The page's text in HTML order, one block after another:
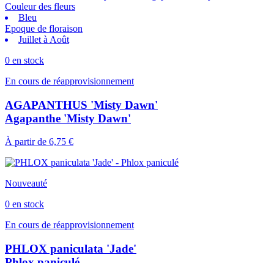
Couleur des fleurs
Bleu
Epoque de floraison
Juillet à Août
0 en stock
En cours de réapprovisionnement
AGAPANTHUS 'Misty Dawn'
Agapanthe 'Misty Dawn'
À partir de 6,75 €
Nouveauté
0 en stock
En cours de réapprovisionnement
PHLOX paniculata 'Jade'